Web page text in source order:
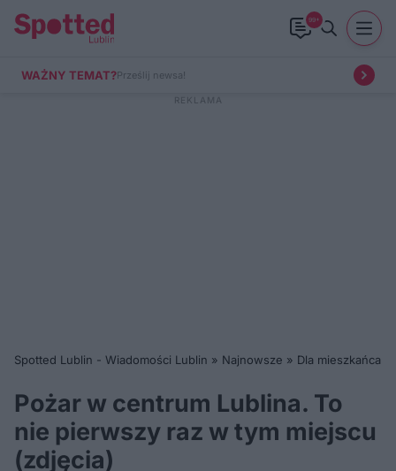
99+
WAŻNY TEMAT?Prześlij newsa!
Spotted Lublin - Wiadomości Lublin » Najnowsze » Dla mieszkańca
Pożar w centrum Lublina. To
nie pierwszy raz w tym miejscu
(zdjęcia)